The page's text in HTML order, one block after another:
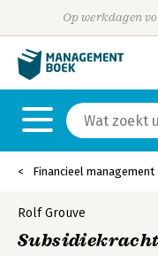
Op werkdagen
Financieel management
Rolf Grouve